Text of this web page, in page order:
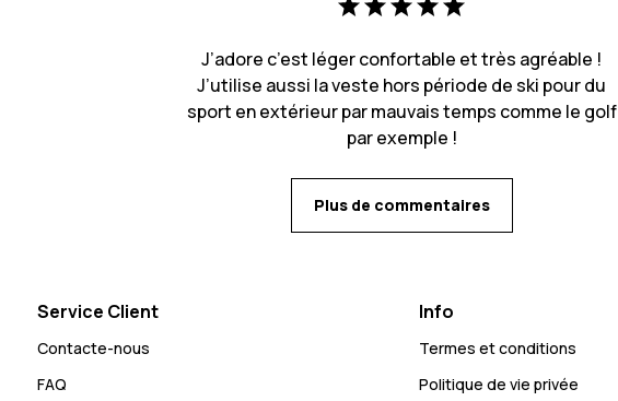
J’adore c’est léger confortable et très agréable !
J’utilise aussi la veste hors période de ski pour du
sport en extérieur par mauvais temps comme le golf
par exemple !
Plus de commentaires
Service Client
Contacte-nous
FAQ
Info
Termes et conditions
Politique de vie privée